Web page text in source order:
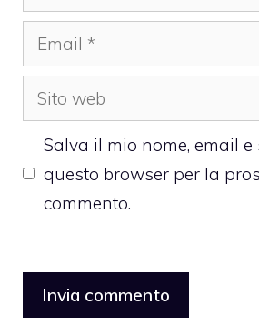
Email
Sito
web
Salva il mio nome, email e
questo browser per la
commento.